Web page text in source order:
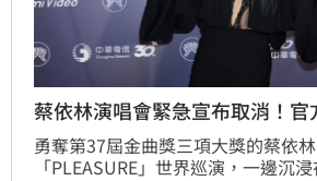
蔡依林演唱會緊急宣布取消！官
勇奪第37屆金曲獎三項大獎的蔡依
「PLEASURE」世界巡演，一邊沉